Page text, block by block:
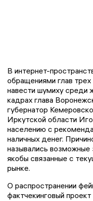
В интернет-
обращениями глав
навести шумиху среди
кадрах глава
губернатор
Иркутской области
населению с
наличных денег.
назывались возможные
якобы связанные с
рынке.
О распространении
фактчекинговый